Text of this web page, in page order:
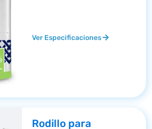
Ver Especificaciones
Rodillo para